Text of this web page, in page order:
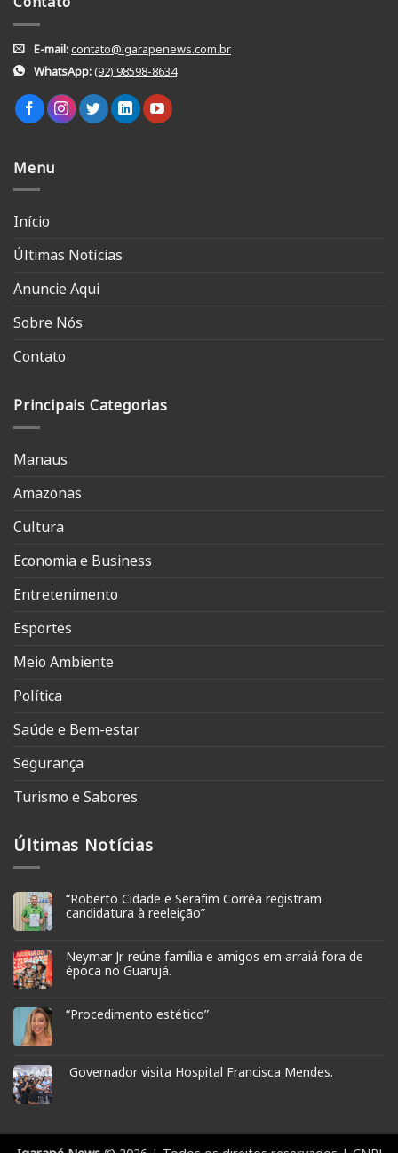
E-mail:contato@igarapenews.com.br
WhatsApp:(92) 98598-8634
Menu
Início
Últimas Notícias
Anuncie Aqui
Sobre Nós
Contato
Principais Categorias
Manaus
Amazonas
Cultura
Economia e Business
Entretenimento
Esportes
Meio Ambiente
Política
Saúde e Bem-estar
Segurança
Turismo e Sabores
Últimas Notícias
“Roberto Cidade e Serafim Corrêa registram
candidatura à reeleição”
Neymar Jr. reúne família e amigos em arraiá fora de
época no Guarujá.
“Procedimento estético”
Governador visita Hospital Francisca Mendes.